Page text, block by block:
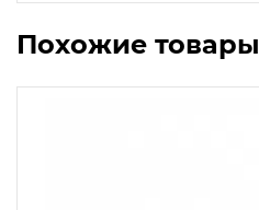
Похожие товары